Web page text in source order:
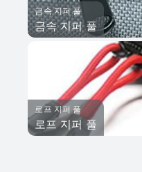
금속 지퍼 풀
금속 지퍼 풀
로프 지퍼 풀
로프 지퍼 풀